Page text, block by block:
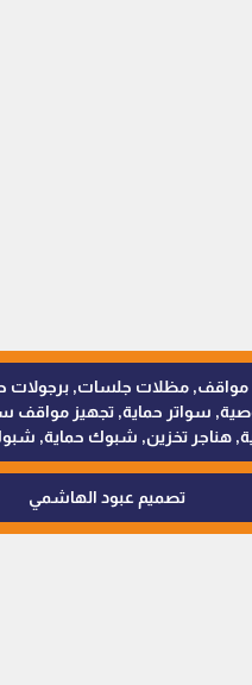
© مظلات سيارات, مظلات
حماية, تجهيز مواقف
هناجر تخزين, شبوك حماية,
تصميم عبود الهاشمي